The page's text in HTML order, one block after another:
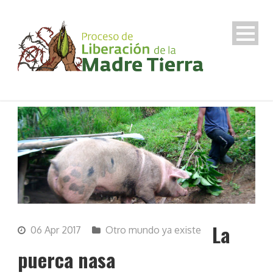
06 Apr 2017 Otro mundo ya existe
La
puerca nasa